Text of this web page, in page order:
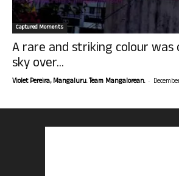
Captured Moments
A rare and striking colour was
sky over...
Violet Pereira, Mangaluru. Team Mangalorean. -